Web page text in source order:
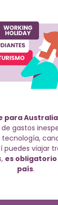
para Australia
gastos
puedes viajar
es
país.